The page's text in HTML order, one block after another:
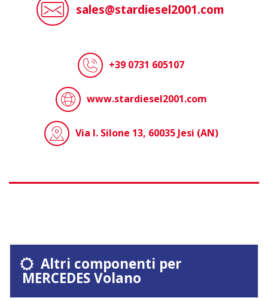
sales@stardiesel2001.com
+39 0731 605107
www.stardiesel2001.com
Via I. Silone 13, 60035 Jesi (AN)
Altri componenti per
MERCEDES Volano